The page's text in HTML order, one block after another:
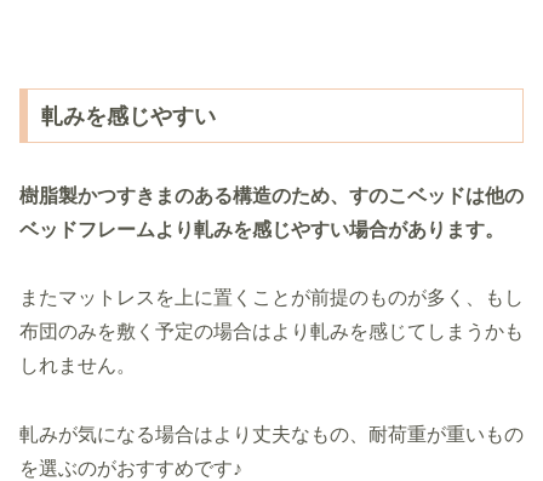
軋みを感じやすい
樹脂製かつすきまのある構造のため、すのこベッドは他の
ベッドフレームより軋みを感じやすい場合があります。
またマットレスを上に置くことが前提のものが多く、もし
布団のみを敷く予定の場合はより軋みを感じてしまうかも
しれません。
軋みが気になる場合はより丈夫なもの、耐荷重が重いもの
を選ぶのがおすすめです♪